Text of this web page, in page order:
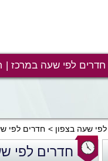
חדרים לפי שעה במרכז
שעה בצפון חדרים לפי
חדרים לפי